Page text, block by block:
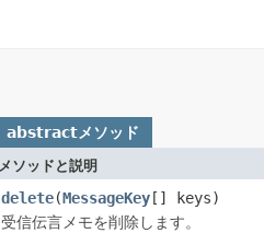
abstractメソッド
メソッドと説明
delete(MessageKey[] keys)
受信伝言メモを削除します。